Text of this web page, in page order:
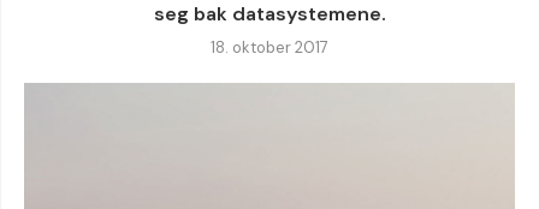
seg bak datasystemene.
18. oktober 2017